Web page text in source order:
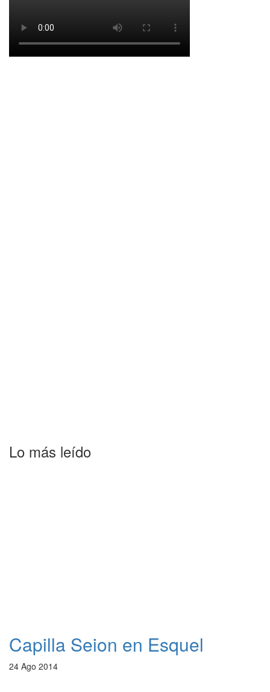
Lo más leído
Capilla Seion en Esquel
24 Ago 2014